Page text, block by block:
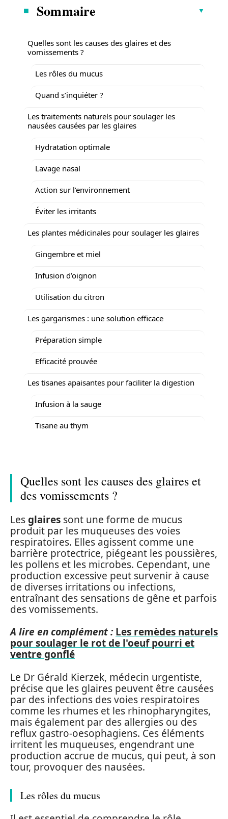
Sommaire
Quelles sont les causes des glaires et des
vomissements ?
Les rôles du mucus
Quand s’inquiéter ?
Les traitements naturels pour soulager les
nausées causées par les glaires
Hydratation optimale
Lavage nasal
Action sur l’environnement
Éviter les irritants
Les plantes médicinales pour soulager les glaires
Gingembre et miel
Infusion d’oignon
Utilisation du citron
Les gargarismes : une solution efficace
Préparation simple
Efficacité prouvée
Les tisanes apaisantes pour faciliter la digestion
Infusion à la sauge
Tisane au thym
Quelles sont les causes des glaires et
des vomissements ?
Lesglaires sont une forme de mucus
produit par les muqueuses des voies
respiratoires. Elles agissent comme une
barrière protectrice, piégeant les poussières,
les pollens et les microbes. Cependant, une
production excessive peut survenir à cause
de diverses irritations ou infections,
entraînant des sensations de gêne et parfois
des vomissements.
A lire en complément : Les remèdes naturels
pour soulager le rot de l'oeuf pourri et
ventre gonflé
Le Dr Gérald Kierzek, médecin urgentiste,
précise que les glaires peuvent être causées
par des infections des voies respiratoires
comme les rhumes et les rhinopharyngites,
mais également par des allergies ou des
reflux gastro-oesophagiens. Ces éléments
irritent les muqueuses, engendrant une
production accrue de mucus, qui peut, à son
tour, provoquer des nausées.
Les rôles du mucus